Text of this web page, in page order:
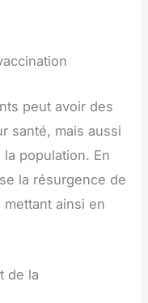
peut avoir des
santé, mais aussi
la population. En
la résurgence de
ainsi en
de la